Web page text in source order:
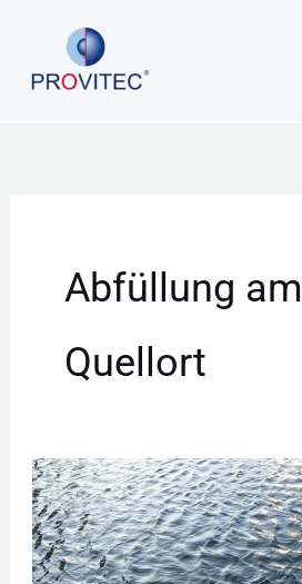
springen
Abfüllung am
Quellort